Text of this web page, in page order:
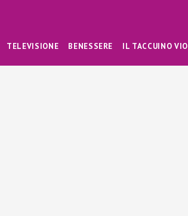
TELEVISIONE BENESSERE IL TACCUINO